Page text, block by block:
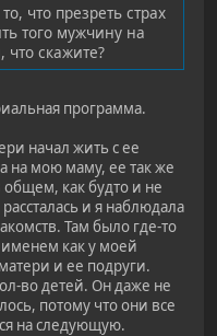
что презреть страх
того мужчину на
что скажите?
программа.
начал жить с ее
на мою маму, ее так же
общем, как будто и не
и я наблюдала
Там было где-то
как у моей
и ее подруги.
во детей. Он даже не
потому что они все
на следующую.